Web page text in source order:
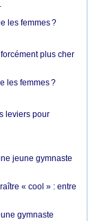
les femmes ?
plus cher
les femmes ?
leviers pour
jeune gymnaste
« cool » : entre
gymnaste